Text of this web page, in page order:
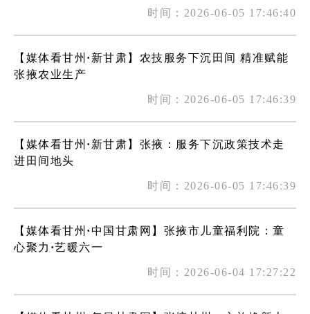
时间：2026-06-05 17:46:40
【媒体看甘州·新甘肃】农技服务下沉田间 精准赋能
张掖农业生产
时间：2026-06-05 17:46:39
【媒体看甘州·新甘肃】张掖：服务下沉政策技术走
进田间地头
时间：2026-06-05 17:46:39
【媒体看甘州·中国甘肃网】张掖市儿童福利院：童
心聚力·艺暖六一
时间：2026-06-04 17:27:22